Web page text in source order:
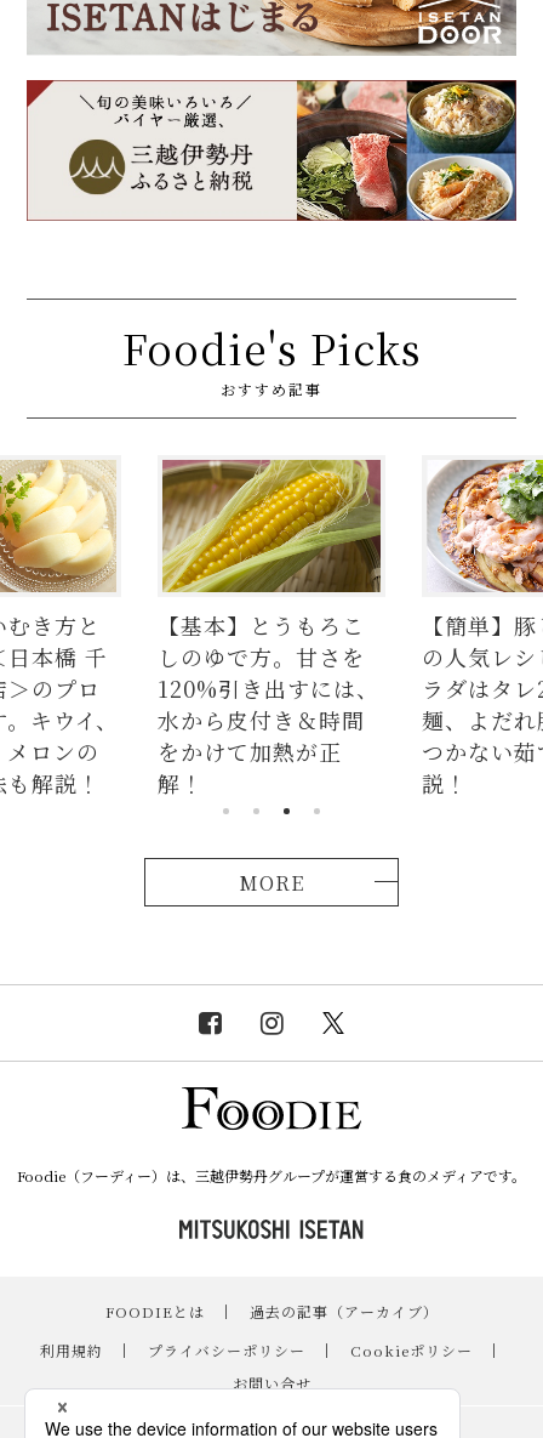
Foodie's Picks
おすすめ記事
き方と
本橋 千
のプロ
キウイ、
ロンの
解説！
【基本】とうもろこ
しのゆで方。甘さを
120%引き出すには、
水から皮付き＆時間
をかけて加熱が正
解！
【簡単】
の人気レ
ラダはタ
麺、よだ
つかない
説！
MORE
Foodie（フーディー）は、三越伊勢丹グループが運営する食のメディアです。
FOODIEとは ｜
過去の記事（アーカイブ）
｜
利用規約 ｜ プライバシーポリシー ｜ Cookieポリシー
｜
お問い合せ
レシピ ｜ スイーツ